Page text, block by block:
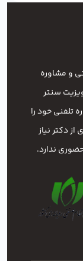
و مشاوره
سنتر
تلفنی خود را
دکتر نیاز
ندارد.